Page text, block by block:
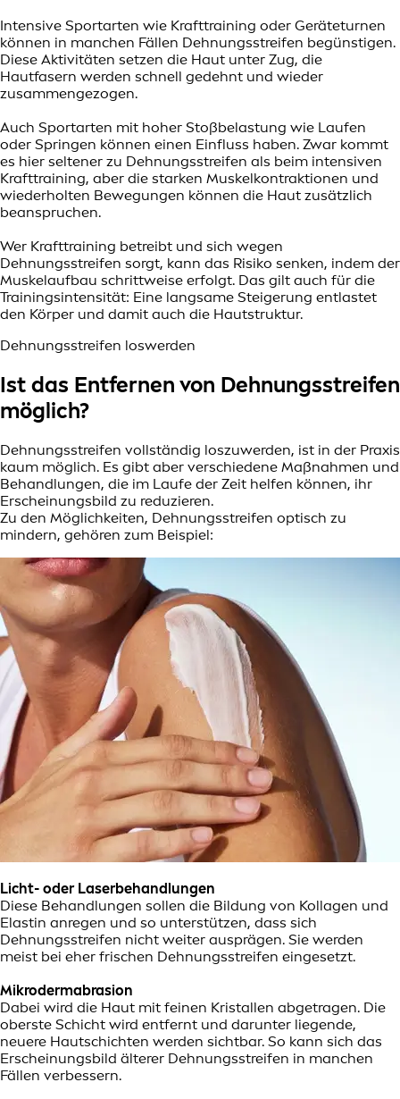
Intensive Sportarten wie Krafttraining oder Geräteturnen
können in manchen Fällen Dehnungsstreifen begünstigen.
Diese Aktivitäten setzen die Haut unter Zug, die
Hautfasern werden schnell gedehnt und wieder
zusammengezogen.
Auch Sportarten mit hoher Stoßbelastung wie Laufen
oder Springen können einen Einfluss haben. Zwar kommt
es hier seltener zu Dehnungsstreifen als beim intensiven
Krafttraining, aber die starken Muskelkontraktionen und
wiederholten Bewegungen können die Haut zusätzlich
beanspruchen.
Wer Krafttraining betreibt und sich wegen
Dehnungsstreifen sorgt, kann das Risiko senken, indem der
Muskelaufbau schrittweise erfolgt. Das gilt auch für die
Trainingsintensität: Eine langsame Steigerung entlastet
den Körper und damit auch die Hautstruktur.
Dehnungsstreifen loswerden
Ist das Entfernen von Dehnungsstreifen
möglich?
Dehnungsstreifen vollständig loszuwerden, ist in der Praxis
kaum möglich. Es gibt aber verschiedene Maßnahmen und
Behandlungen, die im Laufe der Zeit helfen können, ihr
Erscheinungsbild zu reduzieren.
Zu den Möglichkeiten, Dehnungsstreifen optisch zu
mindern, gehören zum Beispiel:
Licht- oder Laserbehandlungen
Diese Behandlungen sollen die Bildung von Kollagen und
Elastin anregen und so unterstützen, dass sich
Dehnungsstreifen nicht weiter ausprägen. Sie werden
meist bei eher frischen Dehnungsstreifen eingesetzt.
Mikrodermabrasion
Dabei wird die Haut mit feinen Kristallen abgetragen. Die
oberste Schicht wird entfernt und darunter liegende,
neuere Hautschichten werden sichtbar. So kann sich das
Erscheinungsbild älterer Dehnungsstreifen in manchen
Fällen verbessern.